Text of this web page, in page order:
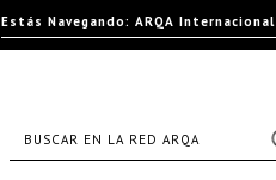
Estás Navegando: ARQA Internacional